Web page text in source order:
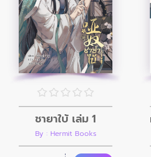
ชายาใบ้ เล่ม 1
By : Hermit Books